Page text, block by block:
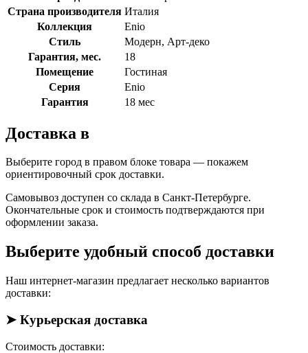
Страна производителя Италия
Коллекция
Enio
Стиль
Модерн, Арт-деко
Гарантия, мес.
18
Помещение
Гостиная
Серия
Enio
Гарантия
18 мес
Доставка в
Выберите город в правом блоке товара — покажем
ориентировочный срок доставки.
Самовывоз доступен со склада в Санкт-Петербурге.
Окончательные срок и стоимость подтверждаются при
оформлении заказа.
Выберите удобный способ доставки
Наш интернет-магазин предлагает несколько вариантов
доставки:
➤ Курьерская доставка
Стоимость доставки: